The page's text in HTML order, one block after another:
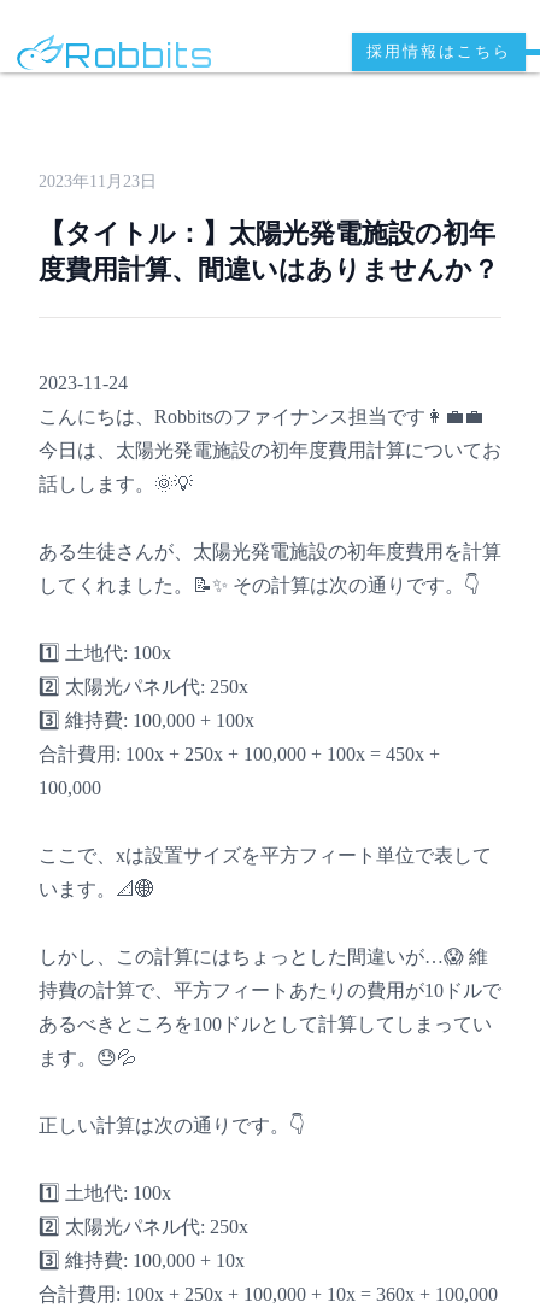
Robbits 採用情報はこちら
2023年11月23日
【タイトル：】太陽光発電施設の初年
度費用計算、間違いはありませんか？
2023-11-24
こんにちは、Robbitsのファイナンス担当です👩‍💼💼
今日は、太陽光発電施設の初年度費用計算についてお
話しします。🌞💡
ある生徒さんが、太陽光発電施設の初年度費用を計算
してくれました。📝✨ その計算は次の通りです。👇
1️⃣ 土地代: 100x
2️⃣ 太陽光パネル代: 250x
3️⃣ 維持費: 100,000 + 100x
合計費用: 100x + 250x + 100,000 + 100x = 450x +
100,000
ここで、xは設置サイズを平方フィート単位で表して
います。📐🌐
しかし、この計算にはちょっとした間違いが…😱 維
持費の計算で、平方フィートあたりの費用が10ドルで
あるべきところを100ドルとして計算してしまってい
ます。😓💦
正しい計算は次の通りです。👇
1️⃣ 土地代: 100x
2️⃣ 太陽光パネル代: 250x
3️⃣ 維持費: 100,000 + 10x
合計費用: 100x + 250x + 100,000 + 10x = 360x + 100,000